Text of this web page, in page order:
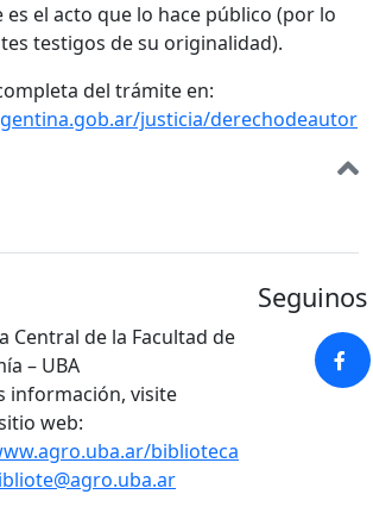
el acto que lo hace público (por lo
testigos de su originalidad).
del trámite en:
justicia/derechodeautor
Central de la Facultad de
– UBA
información, visite
web:
biblioteca